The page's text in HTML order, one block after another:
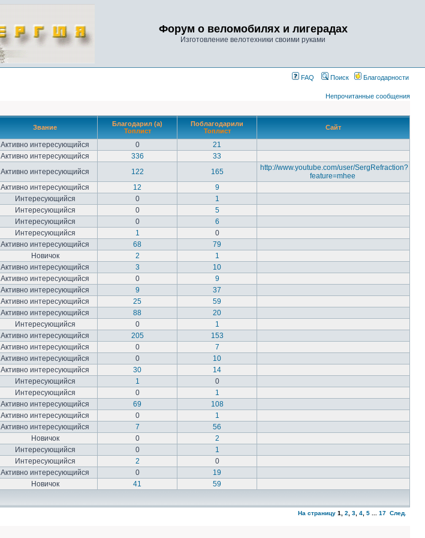
Форум о веломобилях и лигерадах
Изготовление велотехники своими руками
FAQ Поиск Благодарности
Непрочитанные сообщения
Звание
Благодарил (а)
Топлист
Поблагодарили
Топлист
Сайт
Активно интересующийся 0
21
Активно интересующийся 336
33
Активно интересующийся 122 165
http://www.youtube.com/user/SergRefraction?
feature=mhee
Активно интересующийся 12
9
Интересующийся 0
1
Интересующийся 0
5
Интересующийся 0
6
Интересующийся 1
0
Активно интересующийся 68
79
Новичок 2
1
Активно интересующийся 3
10
Активно интересующийся 0
9
Активно интересующийся 9
37
Активно интересующийся 25
59
Активно интересующийся 88
20
Интересующийся 0
1
Активно интересующийся 205
153
Активно интересующийся 0
7
Активно интересующийся 0
10
Активно интересующийся 30
14
Интересующийся 1
0
Интересующийся 0
1
Активно интересующийся 69
108
Активно интересующийся 0
1
Активно интересующийся 7
56
Новичок 0
2
Интересующийся 0
1
Интересующийся 2
0
Активно интересующийся 0
19
Новичок 41 59
На страницу 1 2 3 4 5 17 След.